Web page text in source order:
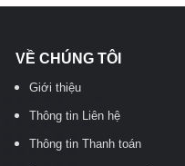
VỀ CHÚNG TÔI
Giới thiệu
Thông tin Liên hệ
Thông tin Thanh toán